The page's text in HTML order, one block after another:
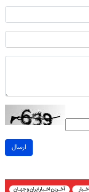
ارسال